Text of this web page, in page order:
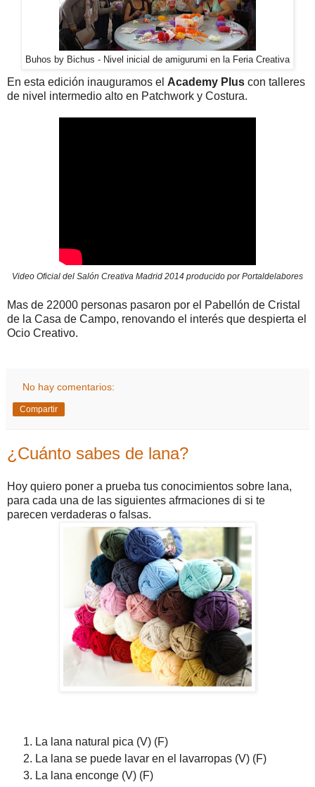
Buhos by Bichus - Nivel inicial de amigurumi en la Feria Creativa
En esta edición inauguramos el Academy Plus con talleres
de nivel intermedio alto en Patchwork y Costura.
Video Oficial del Salón Creativa Madrid 2014 producido por Portaldelabores
Mas de 22000 personas pasaron por el Pabellón de Cristal
de la Casa de Campo, renovando el interés que despierta el
Ocio Creativo.
No hay comentarios:
Compartir
¿Cuánto sabes de lana?
Hoy quiero poner a prueba tus conocimientos sobre lana,
para cada una de las siguientes afrmaciones di si te
parecen verdaderas o falsas.
La lana natural pica (V) (F)
La lana se puede lavar en el lavarropas (V) (F)
La lana enconge (V) (F)